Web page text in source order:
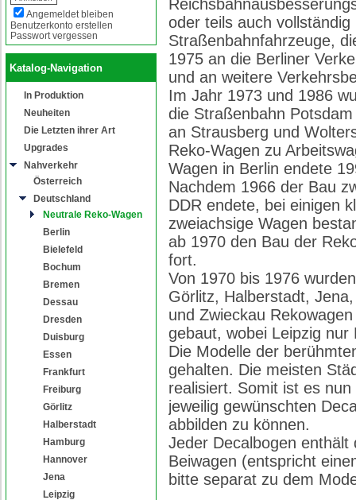
Angemeldet bleiben
Benutzerkonto erstellen
Passwort vergessen
Katalog-Navigation
In Produktion
Neuheiten
Die Letzten ihrer Art
Upgrades
Nahverkehr
Österreich
Deutschland
Neutrale Reko-Wagen
Berlin
Bielefeld
Bochum
Bremen
Dessau
Dresden
Duisburg
Essen
Frankfurt
Freiburg
Görlitz
Halberstadt
Hamburg
Hannover
Jena
Leipzig
oder teils auch
Straßenbahnfahrzeuge,
1975 an die Berliner
und an weitere
Im Jahr 1973 und 1986
die Straßenbahn
an Strausberg und
Reko-Wagen zu
Wagen in Berlin endete
Nachdem 1966 der Bau
DDR endete, bei einigen
zweiachsige Wagen
ab 1970 den Bau der
fort.
Von 1970 bis 1976
Görlitz, Halberstadt,
und Zwieckau
gebaut, wobei Leipzig nur
Die Modelle der
gehalten. Die meisten
realisiert. Somit ist es
jeweilig gewünschten
abbilden zu können.
Jeder Decalbogen enthält
Beiwagen (entspricht
bitte separat zu dem